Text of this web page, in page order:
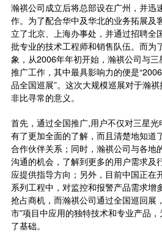
瀚祺公司成立后将总部设在广州，并迅
作。为了配合华中及华北的业务拓展及
立了北京、上海办事处，并通过招聘全
批专业的技术工程师和销售队伍。而为
象，从2006年年初开始，瀚祺公司与
推广工作，其中最具影响力的便是
品全国巡展”。这次大规模巡展对于瀚
非比寻常的意义。
首先，通过全国推广,用户不仅对三星
有了更加全面的了解，而且清楚地知道
合作伙伴关系；同时，瀚祺公司与各地
沟通的机会，了解到更多的用户需求及
应提供指导方向；另外，目前中国正在
系列工程中，对监控和报警产品需求增
抢占商机，而瀚祺公司通过全国巡回展
市”项目中应用的独特技术和专业产品
了基础。